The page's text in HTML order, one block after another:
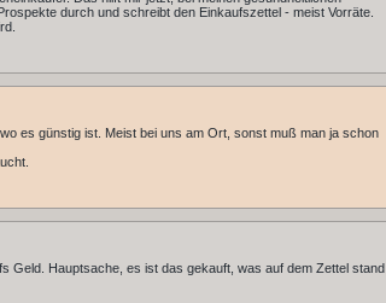
durch und schreibt den Einkaufszettel - meist Vorräte.
es günstig ist. Meist bei uns am Ort, sonst muß man ja schon
Geld. Hauptsache, es ist das gekauft, was auf dem Zettel stand